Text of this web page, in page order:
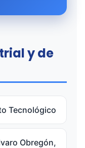
y de
Tecnológico
Obregón,